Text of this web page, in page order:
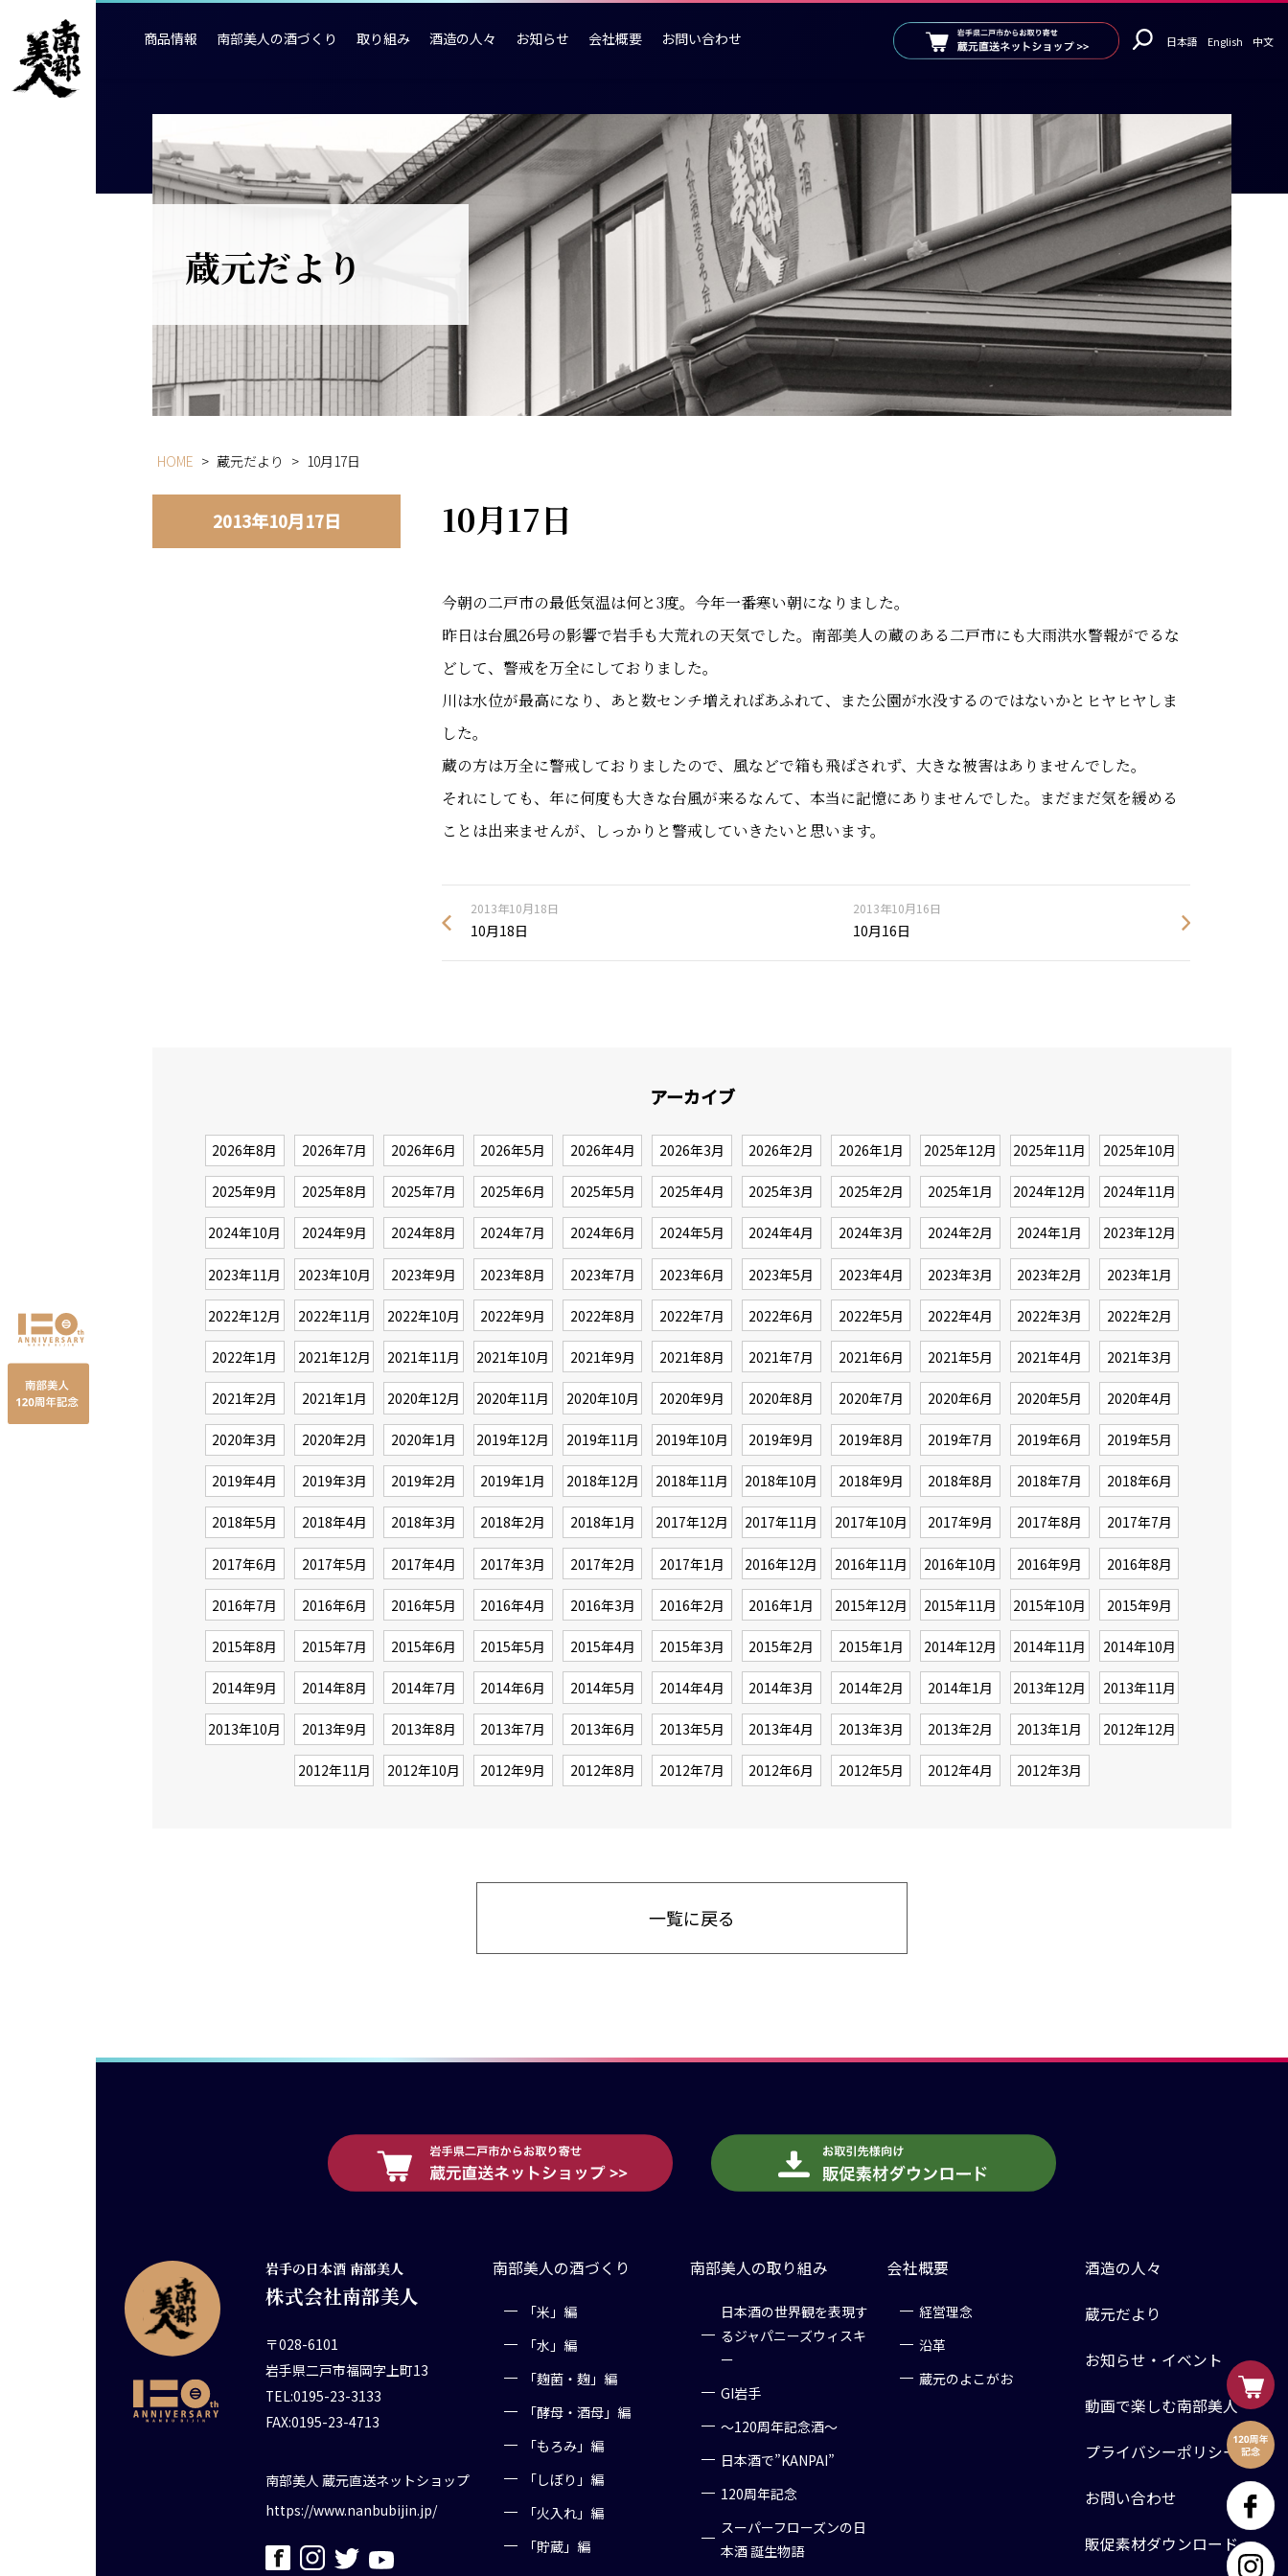
商品情報 南部美人の酒づくり 取り組み 酒造の人々 お知らせ 会社概要 お問い合わせ 日本語 English 中文
蔵元だより
HOME > 蔵元だより > 10月17日
2013年10月17日 10月17日
今朝の二戸市の最低気温は何と3度。今年一番寒い朝になりました。
昨日は台風26号の影響で岩手も大荒れの天気でした。南部美人の蔵のある二戸市にも大雨洪水警報がでるな
どして、警戒を万全にしておりました。
川は水位が最高になり、あと数センチ増えればあふれて、また公園が水没するのではないかとヒヤヒヤしま
した。
蔵の方は万全に警戒しておりましたので、風などで箱も飛ばされず、大きな被害はありませんでした。
それにしても、年に何度も大きな台風が来るなんて、本当に記憶にありませんでした。まだまだ気を緩める
ことは出来ませんが、しっかりと警戒していきたいと思います。
2013年10月18日
10月18日
2013年10月16日
10月16日
アーカイブ
2026年8月 2026年7月 2026年6月 2026年5月 2026年4月 2026年3月 2026年2月 2026年1月 2025年12月 2025年11月 2025年10月
2025年9月 2025年8月 2025年7月 2025年6月 2025年5月 2025年4月 2025年3月 2025年2月 2025年1月 2024年12月 2024年11月
2024年10月 2024年9月 2024年8月 2024年7月 2024年6月 2024年5月 2024年4月 2024年3月 2024年2月 2024年1月 2023年12月
2023年11月 2023年10月 2023年9月 2023年8月 2023年7月 2023年6月 2023年5月 2023年4月 2023年3月 2023年2月 2023年1月
2022年12月 2022年11月 2022年10月 2022年9月 2022年8月 2022年7月 2022年6月 2022年5月 2022年4月 2022年3月 2022年2月
2022年1月 2021年12月 2021年11月 2021年10月 2021年9月 2021年8月 2021年7月 2021年6月 2021年5月 2021年4月 2021年3月
2021年2月 2021年1月 2020年12月 2020年11月 2020年10月 2020年9月 2020年8月 2020年7月 2020年6月 2020年5月 2020年4月
2020年3月 2020年2月 2020年1月 2019年12月 2019年11月 2019年10月 2019年9月 2019年8月 2019年7月 2019年6月 2019年5月
2019年4月 2019年3月 2019年2月 2019年1月 2018年12月 2018年11月 2018年10月 2018年9月 2018年8月 2018年7月 2018年6月
2018年5月 2018年4月 2018年3月 2018年2月 2018年1月 2017年12月 2017年11月 2017年10月 2017年9月 2017年8月 2017年7月
2017年6月 2017年5月 2017年4月 2017年3月 2017年2月 2017年1月 2016年12月 2016年11月 2016年10月 2016年9月 2016年8月
2016年7月 2016年6月 2016年5月 2016年4月 2016年3月 2016年2月 2016年1月 2015年12月 2015年11月 2015年10月 2015年9月
2015年8月 2015年7月 2015年6月 2015年5月 2015年4月 2015年3月 2015年2月 2015年1月 2014年12月 2014年11月 2014年10月
2014年9月 2014年8月 2014年7月 2014年6月 2014年5月 2014年4月 2014年3月 2014年2月 2014年1月 2013年12月 2013年11月
2013年10月 2013年9月 2013年8月 2013年7月 2013年6月 2013年5月 2013年4月 2013年3月 2013年2月 2013年1月 2012年12月
2012年11月 2012年10月 2012年9月 2012年8月 2012年7月 2012年6月 2012年5月 2012年4月 2012年3月
一覧に戻る
岩手の日本酒 南部美人
株式会社南部美人
〒028-6101
岩手県二戸市福岡字上町13
TEL:0195-23-3133
FAX:0195-23-4713
南部美人 蔵元直送ネットショップ
https://www.nanbubijin.jp/
南部美人の酒づくり
「米」編
「水」編
「麹菌・麹」編
「酵母・酒母」編
「もろみ」編
「しぼり」編
「火入れ」編
「貯蔵」編
南部美人の取り組み
日本酒の世界観を表現す
るジャパニーズウィスキ
ー
GI岩手
～120周年記念酒～
日本酒で”KANPAI”
120周年記念
スーパーフローズンの日
本酒 誕生物語
会社概要
経営理念
沿革
蔵元のよこがお
酒造の人々
蔵元だより
お知らせ・イベント
動画で楽しむ南部美人
プライバシーポリシー
お問い合わせ
販促素材ダウンロード